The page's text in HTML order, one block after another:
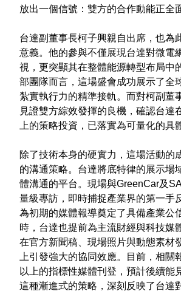
放出一個信號：雙方的合作動能正全
台達副董事長柯子興親自出席，也為
意義。他的參與不僅展現台達對微電
視，更突顯其在整體能源轉型布局中
部團隊而言，這場盛會成功展示了全
紮實執行力的精準接軌。而對柯副董
見證雙方綜效發揮的良機，確認台達
上的策略投資，已落實為可量化的具
除了技術本身的硬實力，這場活動的
的溝通策略。台達將底特律的展示場
體溝通的平台。現場與GreenCar及
量級專訪，即時捕捉產業界的第一手
為初期的媒體報導奠定了具備產業公
時，台達也提前為主流財經與科技媒
在官方新聞稿、現場照片與動態素材
上引發強大的協同效應。目前，相關
以上的指標性媒體刊登，預計後續能
這種漸進式的策略，深刻反映了台達